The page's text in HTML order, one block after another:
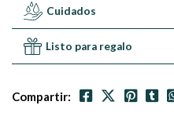
Cuidados
Listo para regalo
Compartir: